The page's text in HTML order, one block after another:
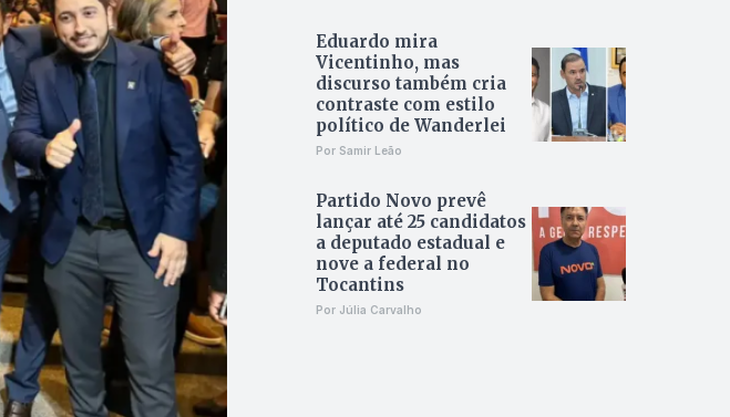
Eduardo mira
Vicentinho, mas
discurso também cria
contraste com estilo
político de Wanderlei
Por Samir Leão
Partido Novo prevê
lançar até 25 candidatos
a deputado estadual e
nove a federal no
Tocantins
Por Júlia Carvalho